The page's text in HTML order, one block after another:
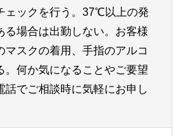
ェックを行う。37℃以上の発
る場合は出勤しない。お客様
マスクの着用、手指のアルコ
。何か気になることやご要望
話でご相談時に気軽にお申し